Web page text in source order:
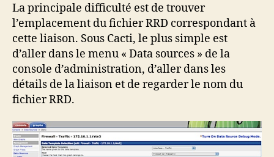
La principale difficulté est de trouver
l’emplacement du fichier RRD correspondant à
cette liaison. Sous Cacti, le plus simple est
d’aller dans le menu « Data sources » de la
console d’administration, d’aller dans les
détails de la liaison et de regarder le nom du
fichier RRD.